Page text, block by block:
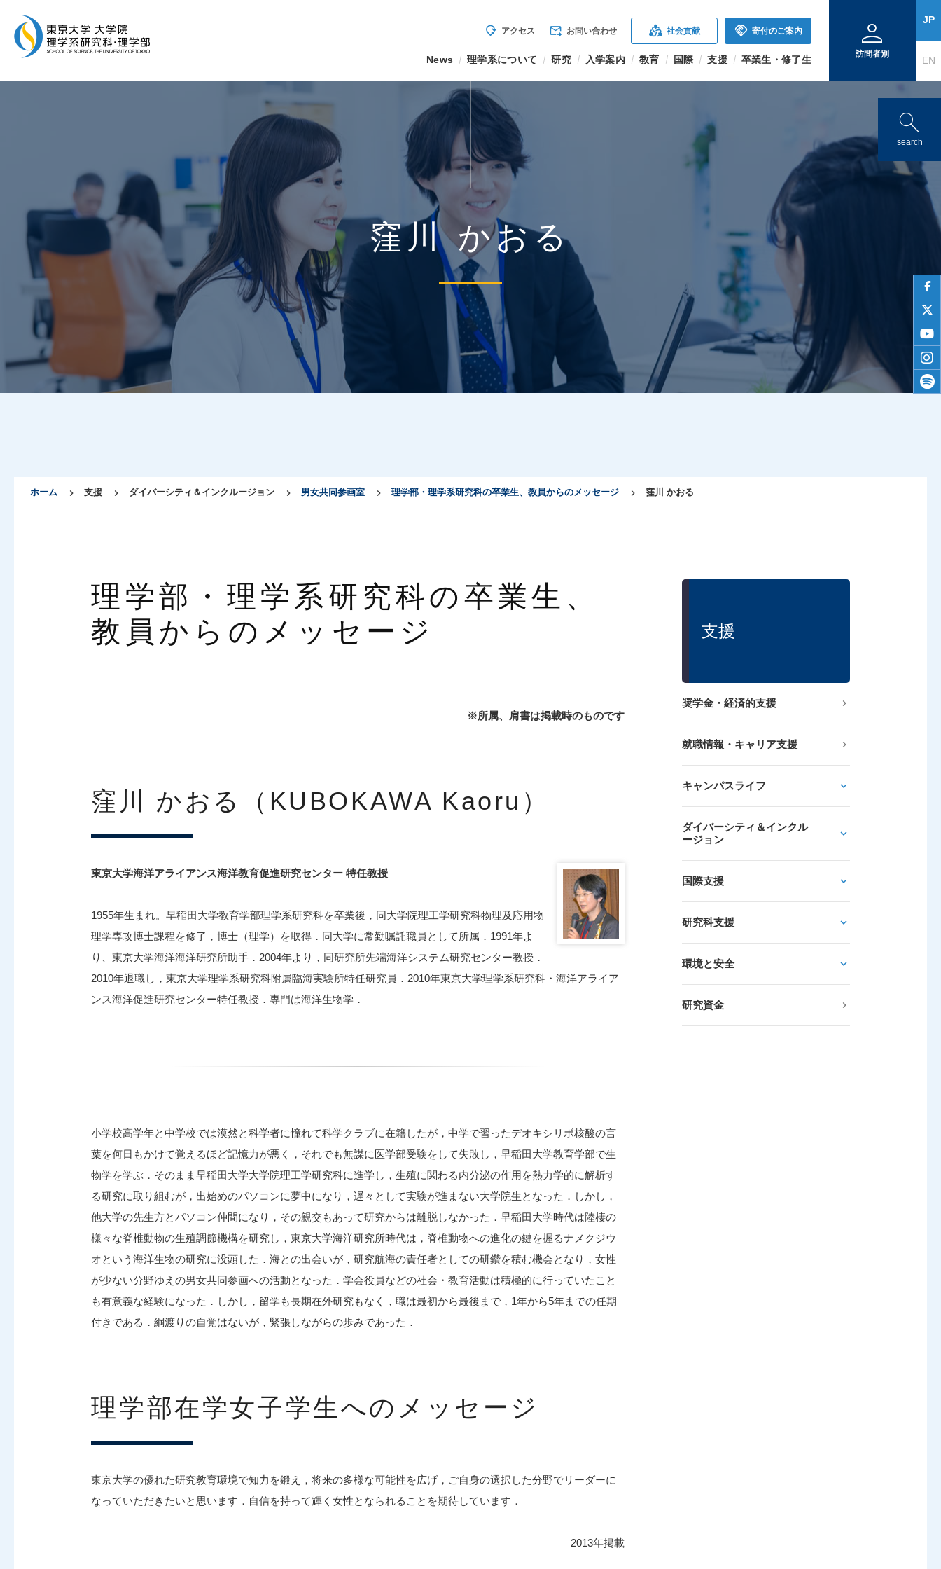
search
search
mode_of_travel アクセス forward_to_inbox お問い合わせ diversity_2 社会貢献 handshake 寄付のご案内
News 理学系について 研究 入学案内 教育 国際 支援 卒業生・修了生
person
訪問者別
JP
EN
窪川 かおる
ホーム 支援 ダイバーシティ＆インクルージョン 男女共同参画室 理学部・理学系研究科の卒業生、教員からのメッセージ 窪川 かおる
理学部・理学系研究科の卒業生、
教員からのメッセージ
※所属、肩書は掲載時のものです
窪川 かおる（KUBOKAWA Kaoru）
東京大学海洋アライアンス海洋教育促進研究センター 特任教授
1955年生まれ。早稲田大学教育学部理学系研究科を卒業後，同大学院理工学研究科物理及応用物
理学専攻博士課程を修了，博士（理学）を取得．同大学に常勤嘱託職員として所属．1991年よ
り、東京大学海洋海洋研究所助手．2004年より，同研究所先端海洋システム研究センター教授．
2010年退職し，東京大学理学系研究科附属臨海実験所特任研究員．2010年東京大学理学系研究科・海洋アライア
ンス海洋促進研究センター特任教授．専門は海洋生物学．
小学校高学年と中学校では漠然と科学者に憧れて科学クラブに在籍したが，中学で習ったデオキシリボ核酸の言
葉を何日もかけて覚えるほど記憶力が悪く，それでも無謀に医学部受験をして失敗し，早稲田大学教育学部で生
物学を学ぶ．そのまま早稲田大学大学院理工学研究科に進学し，生殖に関わる内分泌の作用を熱力学的に解析す
る研究に取り組むが，出始めのパソコンに夢中になり，遅々として実験が進まない大学院生となった．しかし，
他大学の先生方とパソコン仲間になり，その親交もあって研究からは離脱しなかった．早稲田大学時代は陸棲の
様々な脊椎動物の生殖調節機構を研究し，東京大学海洋研究所時代は，脊椎動物への進化の鍵を握るナメクジウ
オという海洋生物の研究に没頭した．海との出会いが，研究航海の責任者としての研鑽を積む機会となり，女性
が少ない分野ゆえの男女共同参画への活動となった．学会役員などの社会・教育活動は積極的に行っていたこと
も有意義な経験になった．しかし，留学も長期在外研究もなく，職は最初から最後まで，1年から5年までの任期
付きである．綱渡りの自覚はないが，緊張しながらの歩みであった．
理学部在学女子学生へのメッセージ
東京大学の優れた研究教育環境で知力を鍛え，将来の多様な可能性を広げ，ご自身の選択した分野でリーダーに
なっていただきたいと思います．自信を持って輝く女性となられることを期待しています．
2013年掲載
支援
奨学金・経済的支援
就職情報・キャリア支援
キャンパスライフ
ダイバーシティ＆インクル
ージョン
国際支援
研究科支援
環境と安全
研究資金